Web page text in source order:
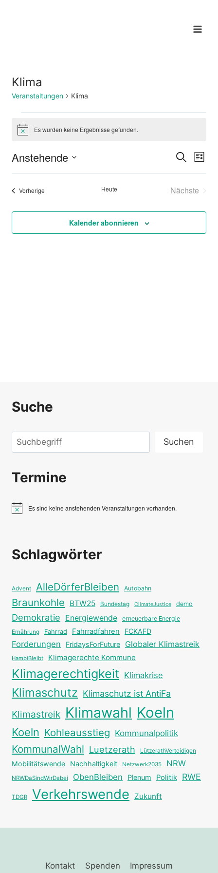
Klima
Veranstaltungen Klima
Veranstaltungen
HinweisEs wurden keine Ergebnisse gefunden.
SucheListe
Anstehende
Datum
Vorherige Heute
Nächste
Kalender abonnieren
Suche
Suchen Suchen
Termine
HinweisEs sind keine anstehenden Veranstaltungen vorhanden.
Schlagwörter
Advent AlleDörferBleiben Autobahn
Braunkohle BTW25 Bundestag ClimateJustice demo
Demokratie Energiewende erneuerbare Energie
Ernährung Fahrrad Fahrradfahren FCKAFD
Forderungen FridaysForFuture Globaler Klimastreik
HambiBleibt Klimagerechte Kommune
Klimagerechtigkeit Klimakrise
Klimaschutz Klimaschutz ist AntiFa
Klimastreik Klimawahl Koeln
Koeln Kohleausstieg Kommunalpolitik
KommunalWahl Luetzerath LützerathVerteidigen
Mobilitätswende Nachhaltigkeit Netzwerk2035 NRW
NRWDaSindWirDabei ObenBleiben Plenum Politik RWE
TDGR Verkehrswende Zukunft
Kontakt Spenden Impressum